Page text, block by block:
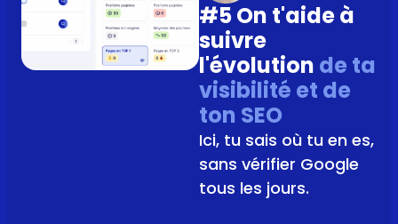
#5 On t'aide à
suivre
l'évolution de ta
visibilité et de
ton SEO
Ici, tu sais où tu en es,
sans vérifier Google
tous les jours.